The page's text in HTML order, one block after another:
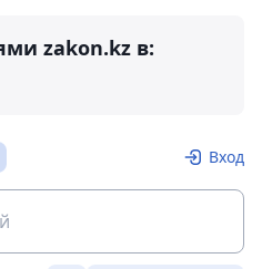
zakon.kz в:
Вход